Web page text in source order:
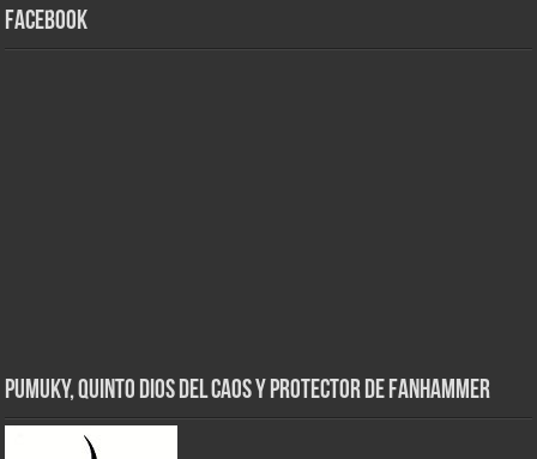
Facebook
Pumuky, Quinto Dios del Caos y Protector de FanHammer